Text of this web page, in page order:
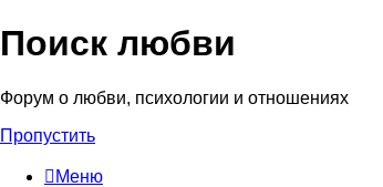
Поиск любви
Форум о любви, психологии и отношениях
Пропустить
Меню